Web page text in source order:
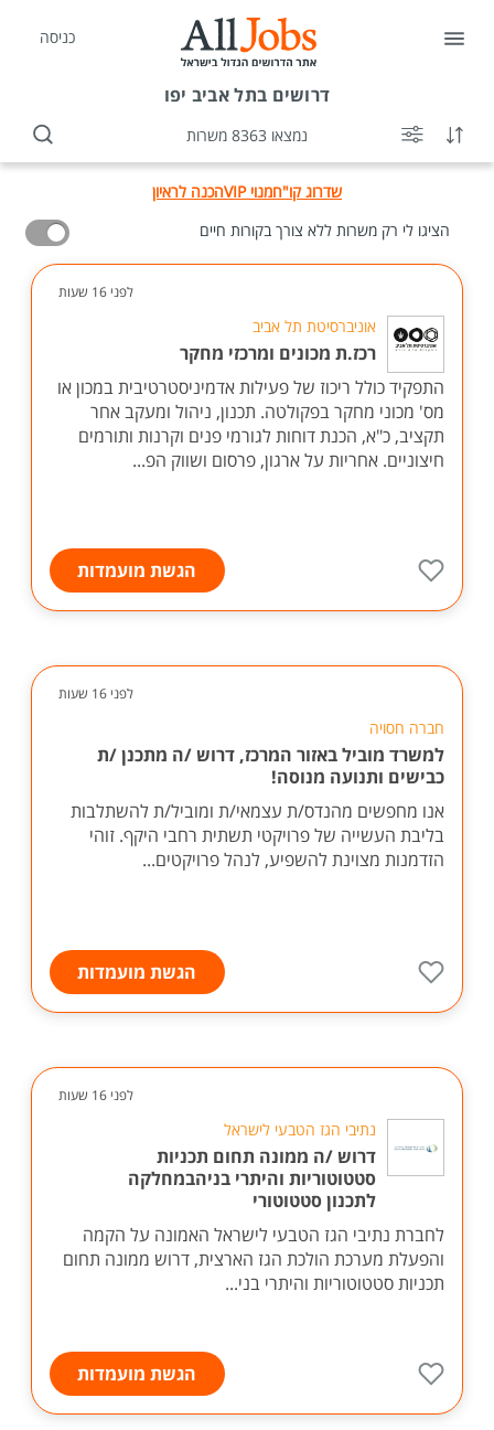
כניסה
דרושים בתל אביב יפו
נמצאו 8363 משרות
שדרוג קו"חמנוי VIP
הכנה לראיון
הציגו לי רק משרות ללא צורך בקורות חיים
לפני 16 שעות
אוניברסיטת תל אביב
רכז.ת מכונים ומרכזי מחקר
התפקיד כולל ריכוז של פעילות אדמיניסטרטיבית במכון או
מס' מכוני מחקר בפקולטה. תכנון, ניהול ומעקב אחר
תקציב, כ"א, הכנת דוחות לגורמי פנים וקרנות ותורמים
חיצוניים. אחריות על ארגון, פרסום ושווק הפ...
הגשת מועמדות
לפני 16 שעות
חברה חסויה
למשרד מוביל באזור המרכז, דרוש /ה מתכנן /ת
כבישים ותנועה מנוסה!
אנו מחפשים מהנדס/ת עצמאי/ת ומוביל/ת להשתלבות
בליבת העשייה של פרויקטי תשתית רחבי היקף. זוהי
הזדמנות מצוינת להשפיע, לנהל פרויקטים...
הגשת מועמדות
לפני 16 שעות
נתיבי הגז הטבעי לישראל
דרוש /ה ממונה תחום תכניות
סטטוטוריות והיתרי בניהבמחלקה
לתכנון סטטוטורי
לחברת נתיבי הגז הטבעי לישראל האמונה על הקמה
והפעלת מערכת הולכת הגז הארצית, דרוש ממונה תחום
תכניות סטטוטוריות והיתרי בני...
הגשת מועמדות